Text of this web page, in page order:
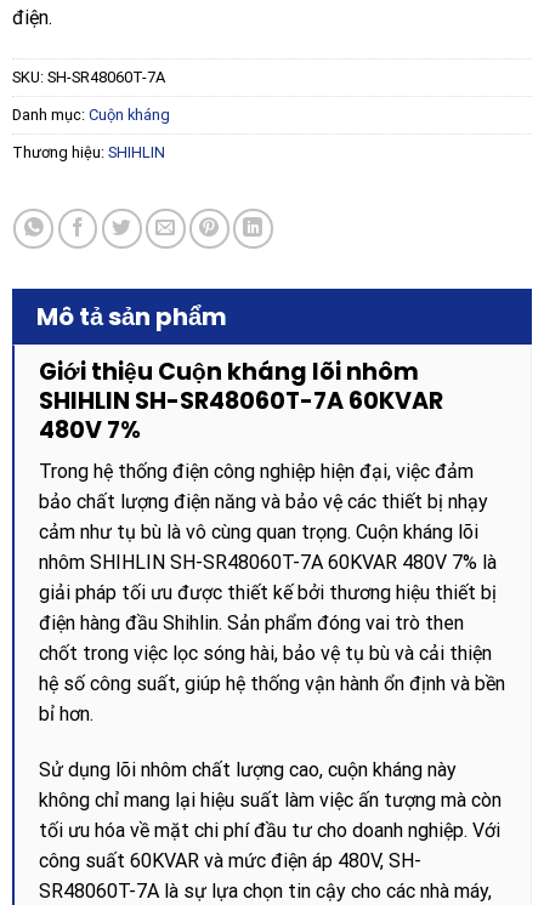
điện.
SKU: SH-SR48060T-7A
Danh mục: Cuộn kháng
Thương hiệu: SHIHLIN
Mô tả sản phẩm
Giới thiệu Cuộn kháng lõi nhôm
SHIHLIN SH-SR48060T-7A 60KVAR
480V 7%
Trong hệ thống điện công nghiệp hiện đại, việc đảm
bảo chất lượng điện năng và bảo vệ các thiết bị nhạy
cảm như tụ bù là vô cùng quan trọng. Cuộn kháng lõi
nhôm SHIHLIN SH-SR48060T-7A 60KVAR 480V 7% là
giải pháp tối ưu được thiết kế bởi thương hiệu thiết bị
điện hàng đầu Shihlin. Sản phẩm đóng vai trò then
chốt trong việc lọc sóng hài, bảo vệ tụ bù và cải thiện
hệ số công suất, giúp hệ thống vận hành ổn định và bền
bỉ hơn.
Sử dụng lõi nhôm chất lượng cao, cuộn kháng này
không chỉ mang lại hiệu suất làm việc ấn tượng mà còn
tối ưu hóa về mặt chi phí đầu tư cho doanh nghiệp. Với
công suất 60KVAR và mức điện áp 480V, SH-
SR48060T-7A là sự lựa chọn tin cậy cho các nhà máy,